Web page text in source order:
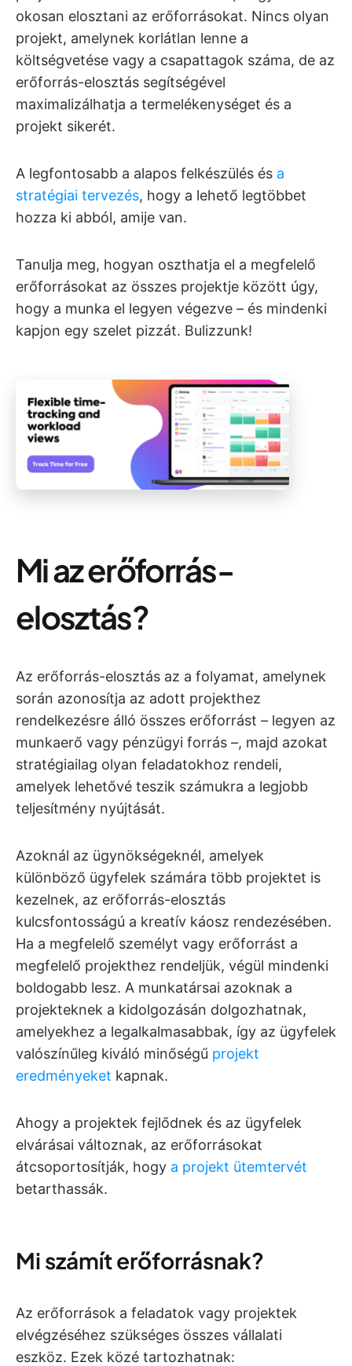
okosan elosztani az erőforrásokat. Nincs olyan
projekt, amelynek korlátlan lenne a
költségvetése vagy a csapattagok száma, de az
erőforrás-elosztás segítségével
maximalizálhatja a termelékenységet és a
projekt sikerét.
A legfontosabb a alapos felkészülés és a
stratégiai tervezés, hogy a lehető legtöbbet
hozza ki abból, amije van.
Tanulja meg, hogyan oszthatja el a megfelelő
erőforrásokat az összes projektje között úgy,
hogy a munka el legyen végezve – és mindenki
kapjon egy szelet pizzát. Bulizzunk!
Mi az erőforrás-
elosztás?
Az erőforrás-elosztás az a folyamat, amelynek
során azonosítja az adott projekthez
rendelkezésre álló összes erőforrást – legyen az
munkaerő vagy pénzügyi forrás –, majd azokat
stratégiailag olyan feladatokhoz rendeli,
amelyek lehetővé teszik számukra a legjobb
teljesítmény nyújtását.
Azoknál az ügynökségeknél, amelyek
különböző ügyfelek számára több projektet is
kezelnek, az erőforrás-elosztás
kulcsfontosságú a kreatív káosz rendezésében.
Ha a megfelelő személyt vagy erőforrást a
megfelelő projekthez rendeljük, végül mindenki
boldogabb lesz. A munkatársai azoknak a
projekteknek a kidolgozásán dolgozhatnak,
amelyekhez a legalkalmasabbak, így az ügyfelek
valószínűleg kiváló minőségű projekt
eredményeket kapnak.
Ahogy a projektek fejlődnek és az ügyfelek
elvárásai változnak, az erőforrásokat
átcsoportosítják, hogy a projekt ütemtervét
betarthassák.
Mi számít erőforrásnak?
Az erőforrások a feladatok vagy projektek
elvégzéséhez szükséges összes vállalati
eszköz. Ezek közé tartozhatnak: